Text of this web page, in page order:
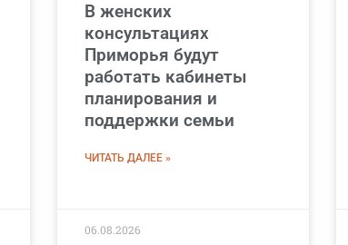
В женских
консультациях
Приморья будут
работать кабинеты
планирования и
поддержки семьи
ЧИТАТЬ ДАЛЕЕ »
06.08.2026